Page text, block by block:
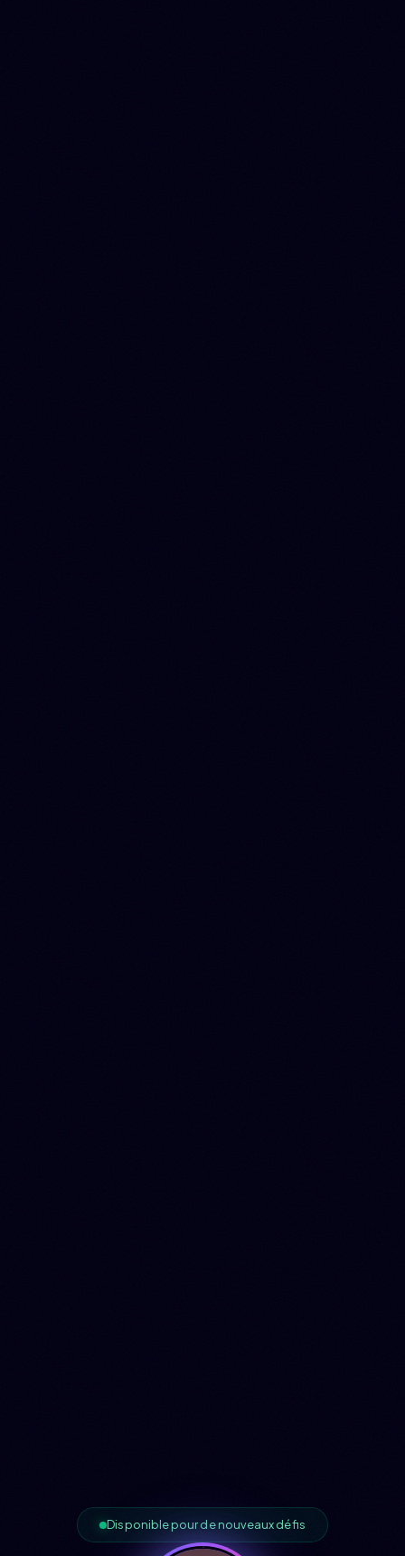
Accueil
Disponible pour de nouveaux défis